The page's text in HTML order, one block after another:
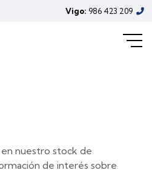
Vigo: 986 423 209
de Gaselec
nuestro stock de
de interés sobre